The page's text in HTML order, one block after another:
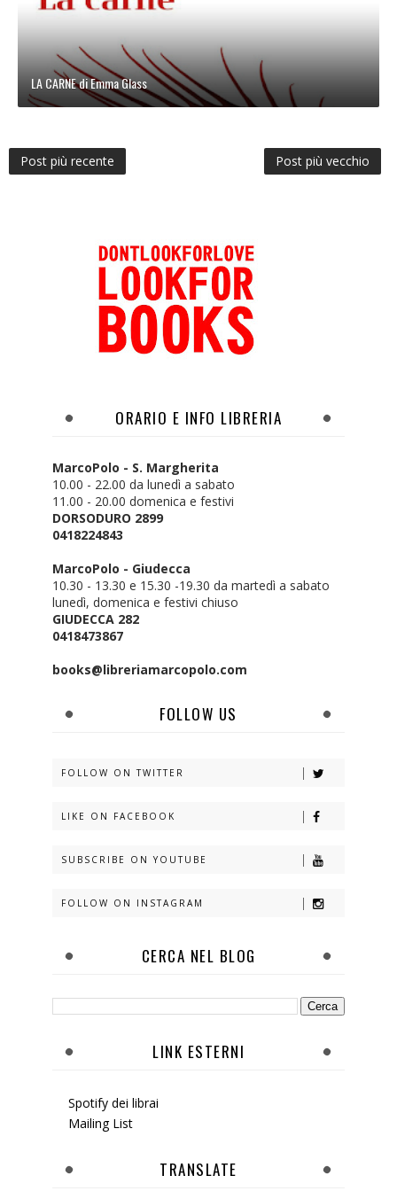
LA CARNE di Emma Glass
Post più recente Post più vecchio
ORARIO E INFO LIBRERIA
MarcoPolo - S. Margherita
10.00 - 22.00 da lunedì a sabato
11.00 - 20.00 domenica e festivi
DORSODURO 2899
0418224843
MarcoPolo - Giudecca
10.30 - 13.30 e 15.30 -19.30 da martedì a sabato
lunedì, domenica e festivi chiuso
GIUDECCA 282
0418473867
books@libreriamarcopolo.com
FOLLOW US
FOLLOW ON TWITTER
LIKE ON FACEBOOK
SUBSCRIBE ON YOUTUBE
FOLLOW ON INSTAGRAM
CERCA NEL BLOG
LINK ESTERNI
Spotify dei librai
Mailing List
TRANSLATE